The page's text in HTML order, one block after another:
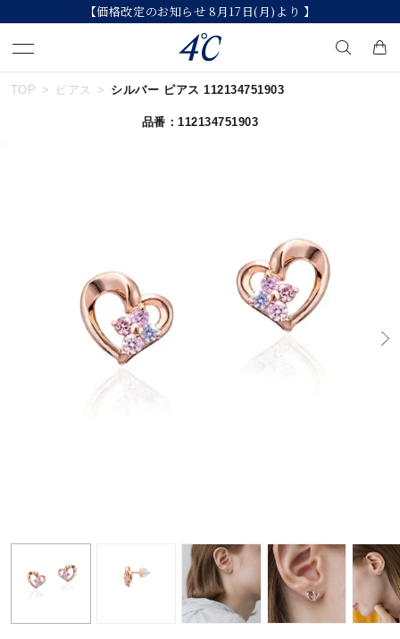
改定のお知らせ 8月17日(月)より 】
キーワードで検索する
誕生石
TOP ピアス シルバー ピアス 112134751903
品番：112134751903